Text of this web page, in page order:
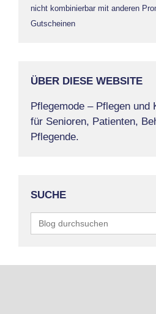
nicht kombinierbar mit anderen
Gutscheinen
ÜBER DIESE WEBSITE
Pflegemode – Pflegen und
für Senioren, Patienten,
Pflegende.
SUCHE
for: